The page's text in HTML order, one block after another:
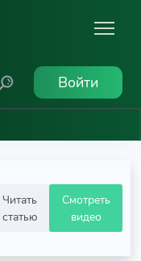
Войти
Читать
статью
Смотреть
видео